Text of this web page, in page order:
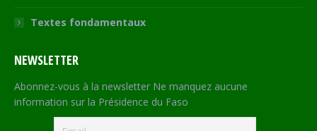
Textes fondamentaux
NEWSLETTER
Abonnez-vous à la newsletter Ne manquez aucune
information sur la Présidence du Faso